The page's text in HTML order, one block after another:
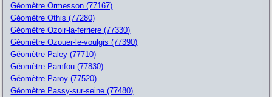
Géomètre Ormesson (77167)
Géomètre Othis (77280)
Géomètre Ozoir-la-ferriere (77330)
Géomètre Ozouer-le-voulgis (77390)
Géomètre Paley (77710)
Géomètre Pamfou (77830)
Géomètre Paroy (77520)
Géomètre Passy-sur-seine (77480)